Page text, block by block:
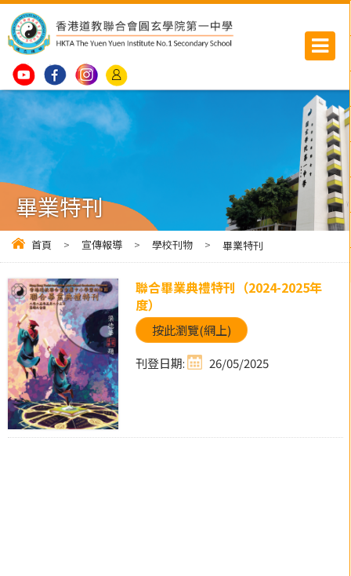
畢業特刊
首頁 > 宣傳報導 > 學校刊物 > 畢業特刊
聯合畢業典禮特刊（2024-2025年
度）
按此瀏覽(網上)
刊登日期:
26/05/2025